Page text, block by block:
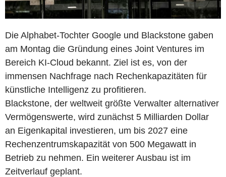
Die Alphabet-Tochter Google und Blackstone gaben
am Montag die Gründung eines Joint Ventures im
Bereich KI-Cloud bekannt. Ziel ist es, von der
immensen Nachfrage nach Rechenkapazitäten für
künstliche Intelligenz zu profitieren.
Blackstone, der weltweit größte Verwalter alternativer
Vermögenswerte, wird zunächst 5 Milliarden Dollar
an Eigenkapital investieren, um bis 2027 eine
Rechenzentrumskapazität von 500 Megawatt in
Betrieb zu nehmen. Ein weiterer Ausbau ist im
Zeitverlauf geplant.